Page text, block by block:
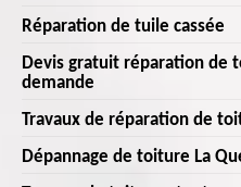
Chez Landouer Couverture ,
et entretien est formée de
d’expérience dans le domaine des
prendre en soin toutes les
permet ainsi de prolonger la
moisissure, de diminuer
Réparation de tuile cassée
Vous avez une toiture
endommagées ? Nous sommes
de toiture, de changer les tuiles
Ainsi, il est possible d’effectuer
Devis gratuit réparation de
demande
Pour réparer la toiture, il faut
fiable. Il va ainsi falloir demander
Travaux de réparation de
Voulez-vous faire réparer votre
Dépannage de toiture La